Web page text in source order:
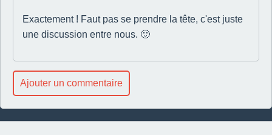
Exactement ! Faut pas se prendre la tête, c'est juste
une discussion entre nous. 🙂
Ajouter un commentaire